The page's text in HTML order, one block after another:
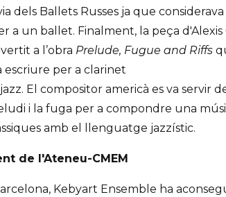
dels Ballets Russes ja que
a un ballet. Finalment, la peça d'Alexis
a l’obra Prelude, Fugue and Riffs
escriure per a clarinet
El compositor americà es va servir
i la fuga per a compondre una
amb el llenguatge jazzístic.
de l'Ateneu-CMEM
Kebyart Ensemble ha